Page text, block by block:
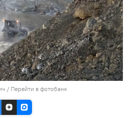
/ Перейти в фотобанк